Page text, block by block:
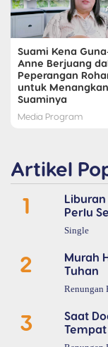
Suami Kena
Anne Berjuang
Peperangan
untuk Menangkan
Suaminya
Media Program
Artikel
1
Liburan
Perlu
Single
2
Murah
Tuhan
Renungan
3
Saat